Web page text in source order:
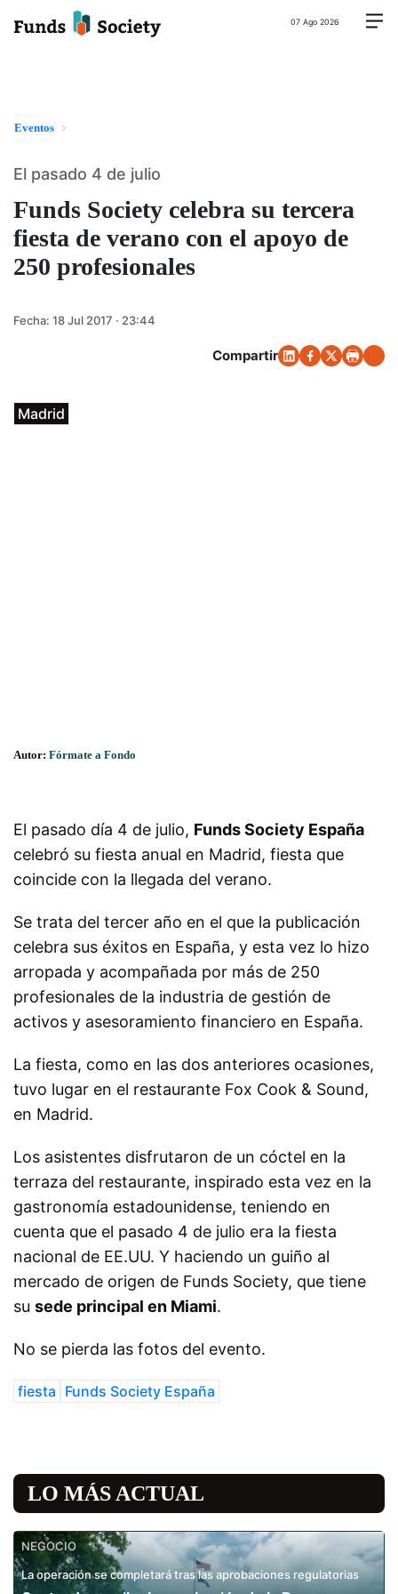
07 Ago 2026
Eventos
Funds Society celebra su tercera
fiesta de verano con el apoyo de
250 profesionales
El pasado 4 de julio
Fecha: 18 Jul 2017 · 23:44
Compartir
Madrid
Autor: Fórmate a Fondo
El pasado día 4 de julio, Funds Society España
celebró su fiesta anual en Madrid, fiesta que
coincide con la llegada del verano.
Se trata del tercer año en el que la publicación
celebra sus éxitos en España, y esta vez lo hizo
arropada y acompañada por más de 250
profesionales de la industria de gestión de
activos y asesoramiento financiero en España.
La fiesta, como en las dos anteriores ocasiones,
tuvo lugar en el restaurante Fox Cook & Sound,
en Madrid.
Los asistentes disfrutaron de un cóctel en la
terraza del restaurante, inspirado esta vez en la
gastronomía estadounidense, teniendo en
cuenta que el pasado 4 de julio era la fiesta
nacional de EE.UU. Y haciendo un guiño al
mercado de origen de Funds Society, que tiene
su sede principal en Miami.
No se pierda las fotos del evento.
fiesta Funds Society España
LO MÁS ACTUAL
NEGOCIO
La operación se completará tras las aprobaciones regulatorias